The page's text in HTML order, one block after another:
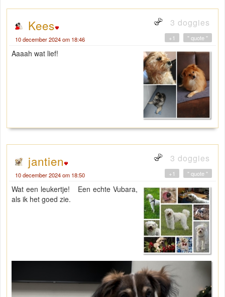
Kees 3 doggies
10 december 2024 om 18:46 " quote "
+1
Aaaah wat lief!
jantien 3 doggies
10 december 2024 om 18:50 " quote "
+1
Wat een leukertje! Een echte Vubara,
als ik het goed zie.